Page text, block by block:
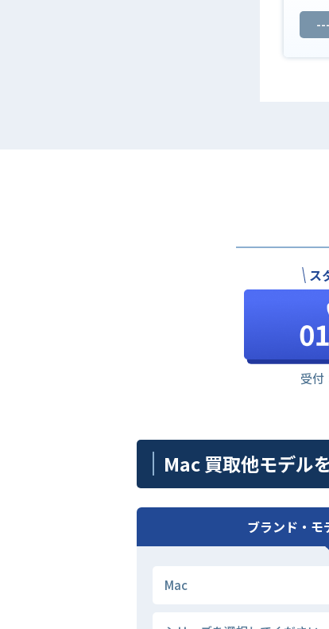
---
ス
受付
Mac 買取他モデル
ブランド・モ